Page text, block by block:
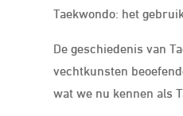
Taekwondo: het
De geschiedenis van
vechtkunsten
wat we nu kennen als